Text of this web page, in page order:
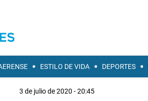
ESTILO DE VIDA DEPORTES
3 de julio de 2020 - 20:45